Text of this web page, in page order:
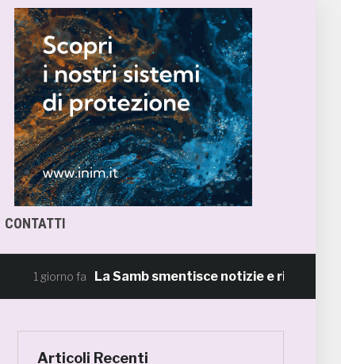
CONTATTI
1 giorno fa La Samb smentisce notizie e ricostruzioni
Articoli Recenti